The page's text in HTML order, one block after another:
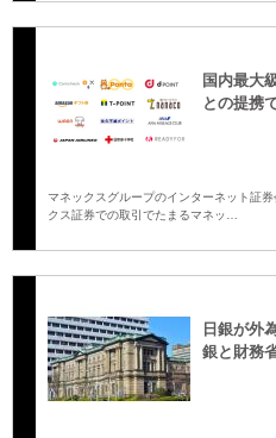
国内最大
との提携
マネックスグループのインターネット証
クス証券での取引でたまるマネッ…
日銀が外
銀と財務